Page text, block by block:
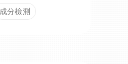
成分檢測